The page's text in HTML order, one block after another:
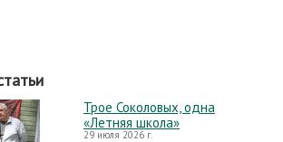
Трое Соколовых, одна
«Летняя школа»
29 июля 2026 г.